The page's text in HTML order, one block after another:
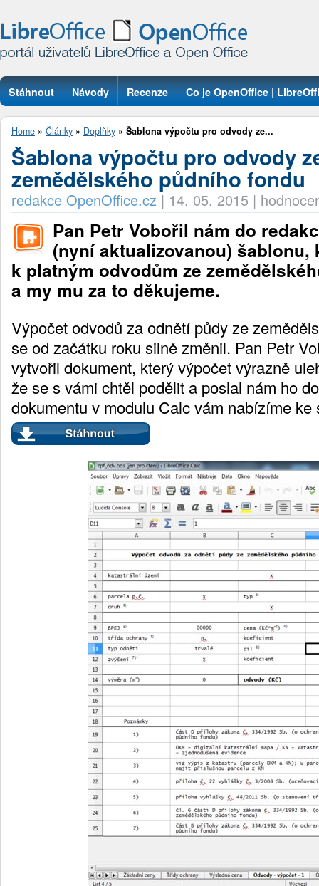
Stáhnout Návody Recenze Co je OpenOffice |
Otázky
Home » Články » Doplňky » Šablona výpočtu pro odvody ze...
Šablona výpočtu pro odvody
zemědělského půdního fondu
redakce OpenOffice.cz | 14. 05. 2015 |
Pan Petr Vobořil nám do
(nyní aktualizovanou) šablonu,
k platným odvodům ze
a my mu za to děkujeme.
Výpočet odvodů za odnětí půdy ze
se od začátku roku silně změnil. Pan Petr
vytvořil dokument, který výpočet výrazně
že se s vámi chtěl podělit a poslal nám ho
dokumentu v modulu Calc vám nabízíme ke